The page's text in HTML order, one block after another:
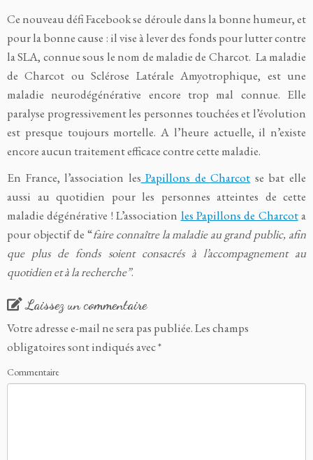
Ce nouveau défi Facebook se déroule dans la bonne humeur, et
pour la bonne cause : il vise à lever des fonds pour lutter contre
la SLA, connue sous le nom de maladie de Charcot. La maladie
de Charcot ou Sclérose Latérale Amyotrophique, est une
maladie neurodégénérative encore trop mal connue. Elle
paralyse progressivement les personnes touchées et l’évolution
est presque toujours mortelle. A l’heure actuelle, il n’existe
encore aucun traitement efficace contre cette maladie.
En France, l’association les Papillons de Charcot se bat elle
aussi au quotidien pour les personnes atteintes de cette
maladie dégénérative ! L’association les Papillons de Charcota
pour objectif de “faire connaître la maladie au grand public, afin
que plus de fonds soient consacrés à l’accompagnement au
quotidien et à la recherche”.
Laissez un commentaire
Votre adresse e-mail ne sera pas publiée.Les champs
obligatoires sont indiqués avec*
Commentaire